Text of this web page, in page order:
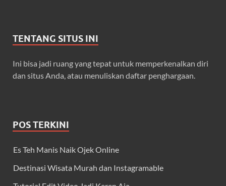
TENTANG SITUS INI
Ini bisa jadi ruang yang tepat untuk memperkenalkan diri
dan situs Anda, atau menuliskan daftar penghargaan.
POS TERKINI
Es Teh Manis Naik Ojek Online
Destinasi Wisata Murah dan Instagramable